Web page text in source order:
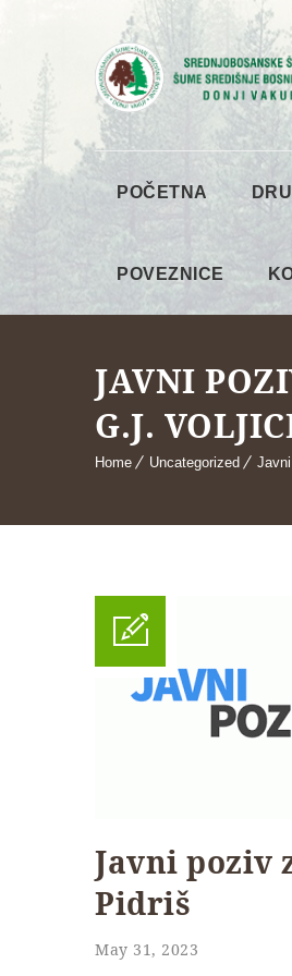
POČETNA
POVEZNICE
JAVNI
G.J.
Home Uncategorized
Javni poziv
Pidriš
May 31, 2023